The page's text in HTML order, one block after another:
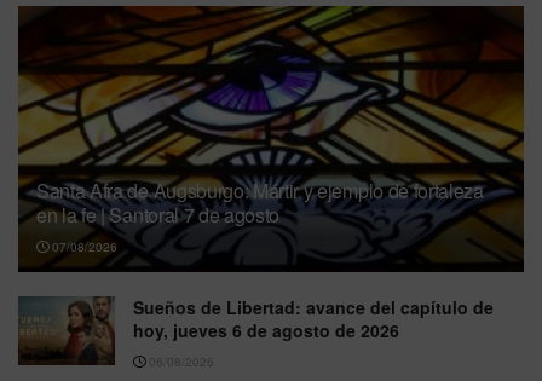
Santa Afra de Augsburgo: Mártir y ejemplo de fortaleza
en la fe | Santoral 7 de agosto
07/08/2026
Sueños de Libertad: avance del capítulo de
hoy, jueves 6 de agosto de 2026
06/08/2026